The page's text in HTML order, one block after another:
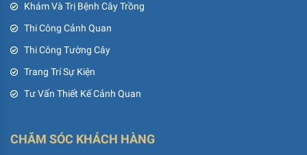
Khám Và Trị Bệnh Cây Trồng
Thi Công Cảnh Quan
Thi Công Tường Cây
Trang Trí Sự Kiện
Tư Vấn Thiết Kế Cảnh Quan
CHĂM SÓC KHÁCH HÀNG